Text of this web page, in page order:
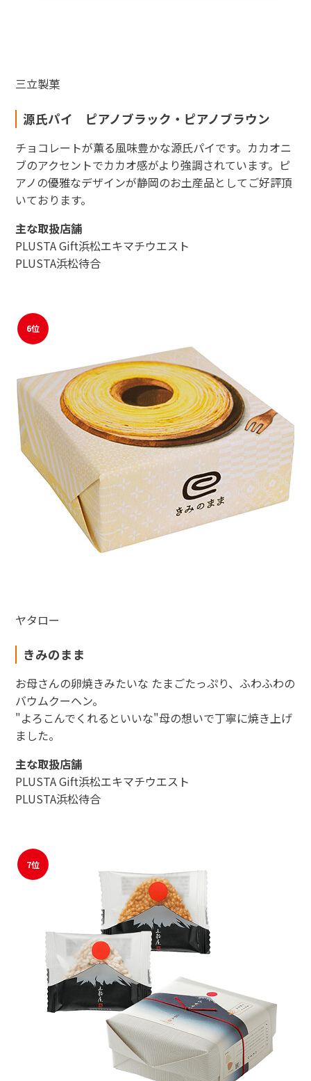
三立製菓
源氏パイ ピアノブラック・ピアノブラウン
チョコレートが薫る風味豊かな源氏パイです。カカオニ
ブのアクセントでカカオ感がより強調されています。ピ
アノの優雅なデザインが静岡のお土産品としてご好評頂
いております。
主な取扱店舗
PLUSTA Gift浜松エキマチウエスト
PLUSTA浜松待合
6位
ヤタロー
きみのまま
お母さんの卵焼きみたいな たまごたっぷり、ふわふわの
バウムクーヘン。
"よろこんでくれるといいな"母の想いで丁寧に焼き上げ
ました。
主な取扱店舗
PLUSTA Gift浜松エキマチウエスト
PLUSTA浜松待合
7位